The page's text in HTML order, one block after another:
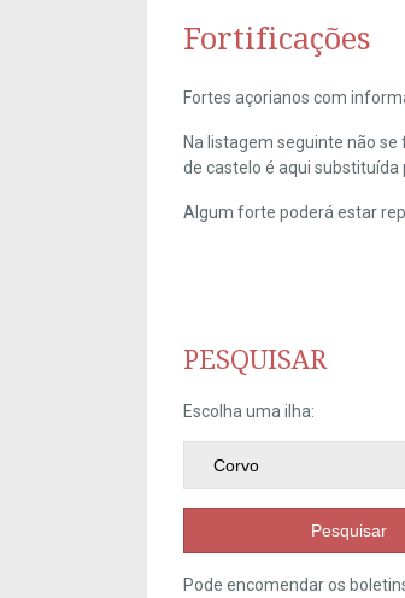
Fortificações
Fortes açorianos com
Na listagem seguinte não
de castelo é aqui substituída
Algum forte poderá estar
PESQUISAR
Escolha uma ilha:
Pesquisar
Pode encomendar os